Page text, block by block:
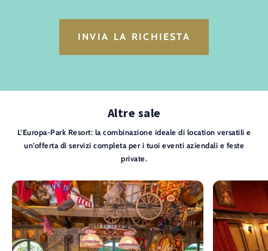
INVIA LA RICHIESTA
Altre sale
L’Europa-Park Resort: la combinazione ideale di location versatili e
un’offerta di servizi completa per i tuoi eventi aziendali e feste
private.